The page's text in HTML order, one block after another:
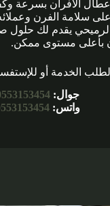
الأفران بسرعة
على سلامة الفرن
يقدم لك حلول
بأعلى مستوى ممكن.
لطلب الخدمة أو
جوال:
واتس: